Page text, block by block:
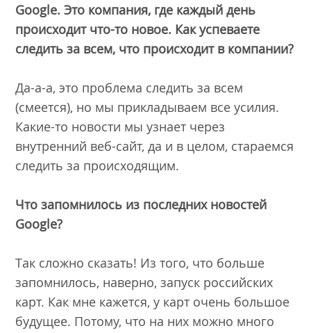
Google. Это компания, где каждый день
происходит что-то новое. Как успеваете
следить за всем, что происходит в компании?
Да-а-а, это проблема следить за всем
(смеется), но мы прикладываем все усилия.
Какие-то новости мы узнает через
внутренний веб-сайт, да и в целом, стараемся
следить за происходящим.
Что запомнилось из последних новостей
Google?
Так сложно сказать! Из того, что больше
запомнилось, наверно, запуск российских
карт. Как мне кажется, у карт очень большое
будущее. Потому, что на них можно много